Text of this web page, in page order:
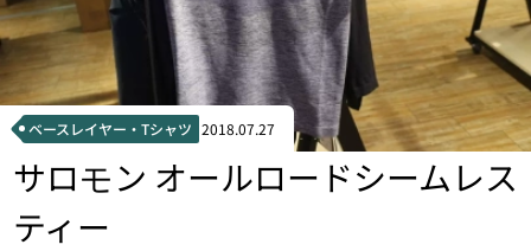
ベースレイヤー・Tシャツ 2018.07.27
サロモン オールロードシームレス
ティー